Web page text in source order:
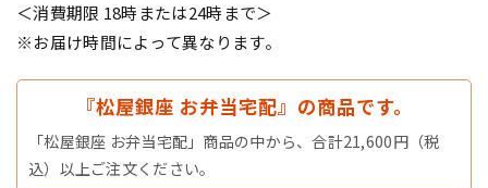
＜消費期限 18時または24時まで＞
※お届け時間によって異なります。
『松屋銀座 お弁当宅配』の商品です。
「松屋銀座 お弁当宅配」商品の中から、合計21,600円（税
込）以上ご注文ください。